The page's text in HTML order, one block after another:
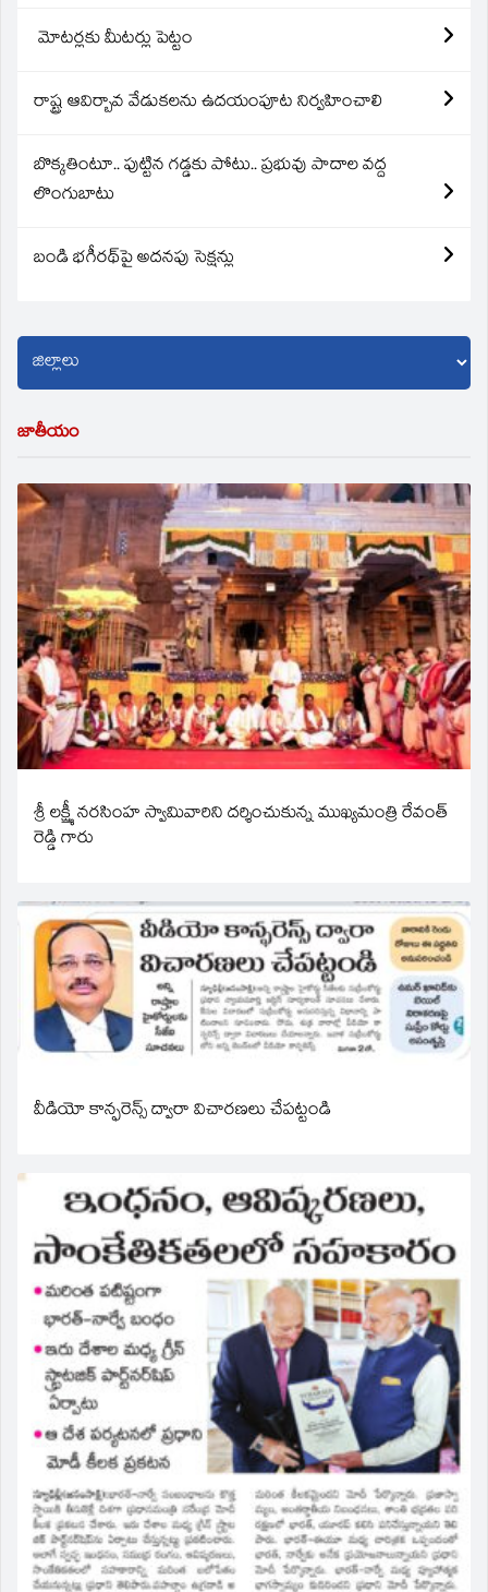
మోటర్లకు మీటర్లు పెట్టం
రాష్ట్ర ఆవిర్బావ వేడుకలను ఉదయంపూట నిర్వహించాలి
బొక్కతింటూ.. పుట్టిన గడ్డకు పోటు.. ప్రభువు పాదాల వద్ద
లొంగుబాటు
బండి భగీరథ్‌పై అదనపు సెక్షన్లు
జాతీయం
శ్రీ లక్ష్మీ నరసింహ స్వామివారిని దర్శించుకున్న ముఖ్యమంత్రి రేవంత్
రెడ్డి గారు
వీడియో కాన్ఫరెన్స్ ద్వారా విచారణలు చేపట్టండి